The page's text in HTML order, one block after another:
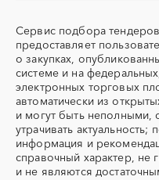
СКУД
ТЭН
УКПГ
Аварийные работы
Авиационные работы
Автобус
Автогрейдер
Московская область
Ненецкий AО
Новгородская область
Омская область
Орловская область
Пермский край
Псковская область
Сервис подбора
предоставляет
о закупках,
системе и на
электронных торговых
автоматически из
и могут быть неполными,
утрачивать
информация и
справочный характер, не
и не являются